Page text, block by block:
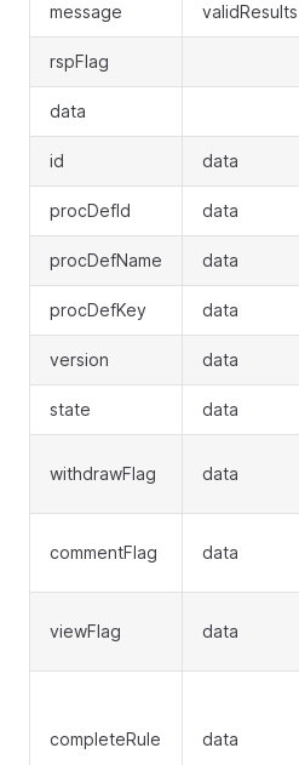
message validResults
rspFlag
data
id data
procDefId data
procDefName data
procDefKey data
version data
state data
withdrawFlag data
commentFlag data
viewFlag data
completeRule data